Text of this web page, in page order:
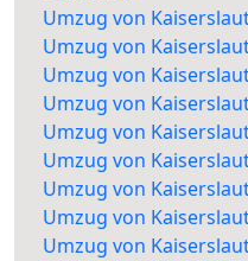
Umzug von
Umzug von
Umzug von
Umzug von
Umzug von
Umzug von
Umzug von
Umzug von
Umzug von